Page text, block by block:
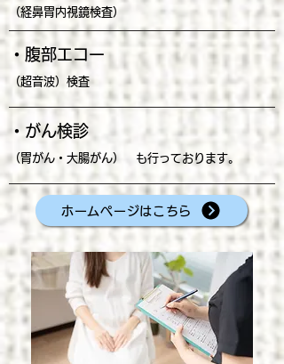
（経鼻胃内視鏡検査）
・腹部エコー
（超音波）検査
・がん検診
（胃がん・大腸がん） も行っております。
ホームページはこちら